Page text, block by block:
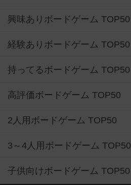
興味ありボードゲーム TOP50
経験ありボードゲーム TOP50
持ってるボードゲーム TOP50
高評価ボードゲーム TOP50
2人用ボードゲーム TOP50
3～4人用ボードゲーム TOP50
子供向けボードゲーム TOP50